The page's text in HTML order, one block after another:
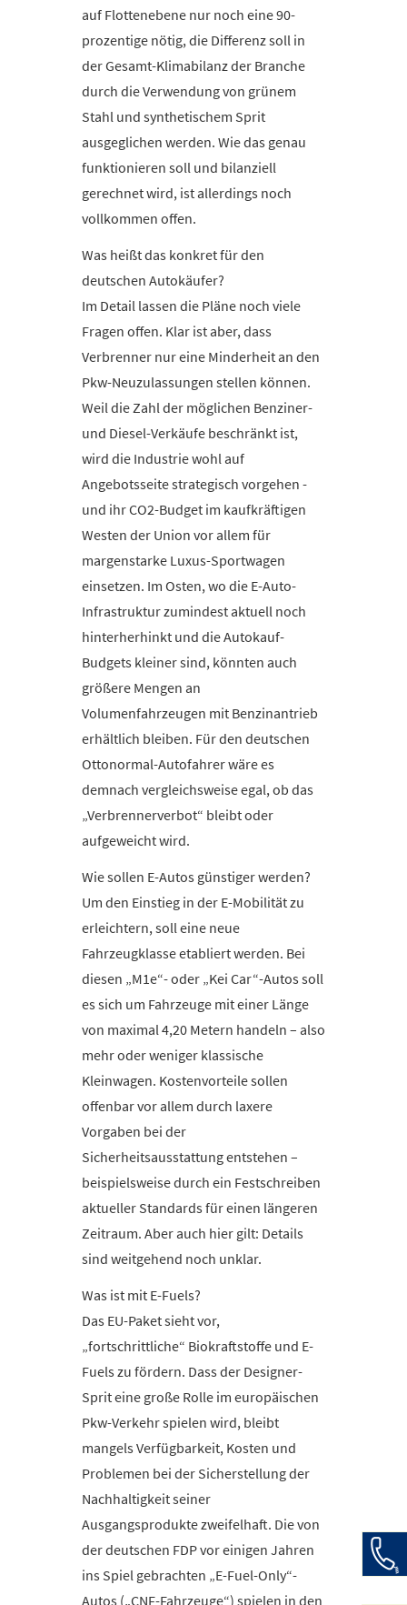
auf Flottenebene nur noch eine 90-
prozentige nötig, die Differenz soll in
der Gesamt-Klimabilanz der Branche
durch die Verwendung von grünem
Stahl und synthetischem Sprit
ausgeglichen werden. Wie das genau
funktionieren soll und bilanziell
gerechnet wird, ist allerdings noch
vollkommen offen.
Was heißt das konkret für den
deutschen Autokäufer?
Im Detail lassen die Pläne noch viele
Fragen offen. Klar ist aber, dass
Verbrenner nur eine Minderheit an den
Pkw-Neuzulassungen stellen können.
Weil die Zahl der möglichen Benziner-
und Diesel-Verkäufe beschränkt ist,
wird die Industrie wohl auf
Angebotsseite strategisch vorgehen -
und ihr CO2-Budget im kaufkräftigen
Westen der Union vor allem für
margenstarke Luxus-Sportwagen
einsetzen. Im Osten, wo die E-Auto-
Infrastruktur zumindest aktuell noch
hinterherhinkt und die Autokauf-
Budgets kleiner sind, könnten auch
größere Mengen an
Volumenfahrzeugen mit Benzinantrieb
erhältlich bleiben. Für den deutschen
Ottonormal-Autofahrer wäre es
demnach vergleichsweise egal, ob das
„Verbrennerverbot“ bleibt oder
aufgeweicht wird.
Wie sollen E-Autos günstiger werden?
Um den Einstieg in der E-Mobilität zu
erleichtern, soll eine neue
Fahrzeugklasse etabliert werden. Bei
diesen „M1e“- oder „Kei Car“-Autos soll
es sich um Fahrzeuge mit einer Länge
von maximal 4,20 Metern handeln – also
mehr oder weniger klassische
Kleinwagen. Kostenvorteile sollen
offenbar vor allem durch laxere
Vorgaben bei der
Sicherheitsausstattung entstehen –
beispielsweise durch ein Festschreiben
aktueller Standards für einen längeren
Zeitraum. Aber auch hier gilt: Details
sind weitgehend noch unklar.
Was ist mit E-Fuels?
Das EU-Paket sieht vor,
„fortschrittliche“ Biokraftstoffe und E-
Fuels zu fördern. Dass der Designer-
Sprit eine große Rolle im europäischen
Pkw-Verkehr spielen wird, bleibt
mangels Verfügbarkeit, Kosten und
Problemen bei der Sicherstellung der
Nachhaltigkeit seiner
Ausgangsprodukte zweifelhaft. Die von
der deutschen FDP vor einigen Jahren
ins Spiel gebrachten „E-Fuel-Only“-
Autos („CNF-Fahrzeuge“) spielen in den